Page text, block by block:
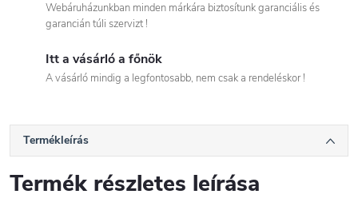
Webáruházunkban minden márkára biztosítunk garanciális és
garancián túli szervizt !
Itt a vásárló a főnök
A vásárló mindig a legfontosabb, nem csak a rendeléskor !
Termékleírás
Termék részletes leírása